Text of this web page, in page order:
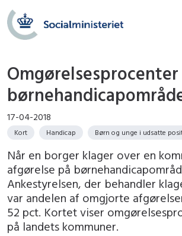
Omgørelsesprocenter
17-04-2018
Kort Handicap Børn og unge i udsatte
Når en borger klager over en
afgørelse på
Ankestyrelsen, der behandler
var andelen af omgjorte
52 pct. Kortet viser
på landets kommuner.